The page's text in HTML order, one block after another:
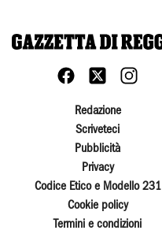
Redazione
Scriveteci
Pubblicità
Privacy
Codice Etico e Modello 231
Cookie policy
Termini e condizioni